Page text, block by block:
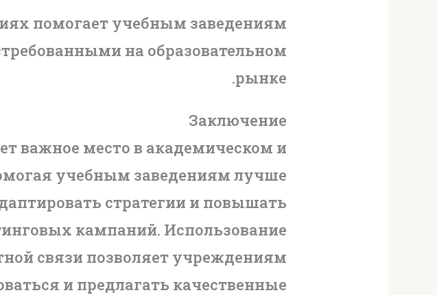
помогает учебным заведениям
на образовательном
рынке.
Заключение
важное место в академическом и
учебным заведениям лучше
стратегии и повышать
кампаний. Использование
связи позволяет учреждениям
и предлагать качественные